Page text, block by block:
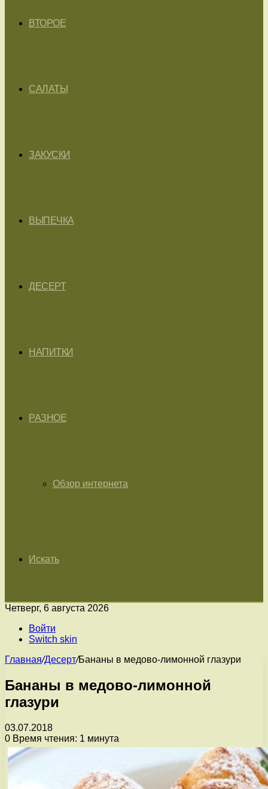
ВТОРОЕ
САЛАТЫ
ЗАКУСКИ
ВЫПЕЧКА
ДЕСЕРТ
НАПИТКИ
РАЗНОЕ
Обзор интернета
Искать
Четверг, 6 августа 2026
Войти
Switch skin
Главная/Десерт/Бананы в медово-лимонной глазури
Бананы в медово-лимонной
глазури
03.07.2018
0 Время чтения: 1 минута